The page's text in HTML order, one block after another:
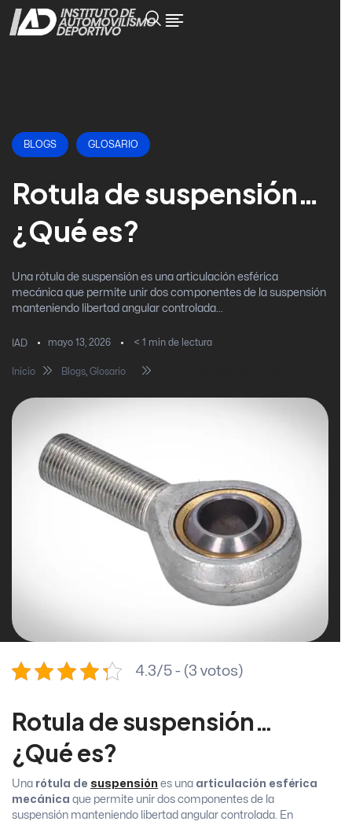
BLOGS GLOSARIO
Rotula de suspensión…
¿Qué es?
Una rótula de suspensión es una articulación esférica
mecánica que permite unir dos componentes de la suspensión
manteniendo libertad angular controlada...
IAD mayo 13, 2026 < 1 min de lectura
Inicio Blogs, Glosario
4.3/5 - (3 votos)
Rotula de suspensión…
¿Qué es?
Una rótula de suspensión es una articulación esférica
mecánica que permite unir dos componentes de la
suspensión manteniendo libertad angular controlada. En